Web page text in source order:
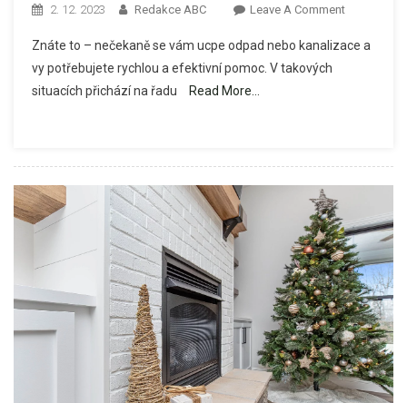
2. 12. 2023 Redakce ABC Leave A CommentOn
Pohotovost
Znáte to – nečekaně se vám ucpe odpad nebo kanalizace a
vy potřebujete rychlou a efektivní pomoc. V takových
situacích přichází na řadu
Read More…